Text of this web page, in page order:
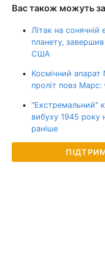
Вас також можуть
Літак на сонячній
планету,
США
Космічний апарат
проліт повз
"Екстремальний"
вибуху 1945 року
раніше